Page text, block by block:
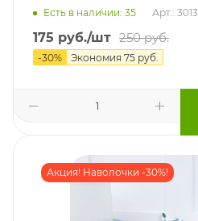
Есть в наличии: 35 Арт.: 3013
175 руб./шт 250руб.
-30% Экономия 75 руб.
Акция! Наволочки -30%!